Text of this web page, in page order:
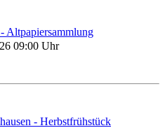
Altpapiersammlung
09:00 Uhr
- Herbstfrühstück